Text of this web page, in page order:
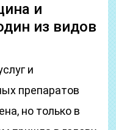
и
из видов
и
препаратов
но только в